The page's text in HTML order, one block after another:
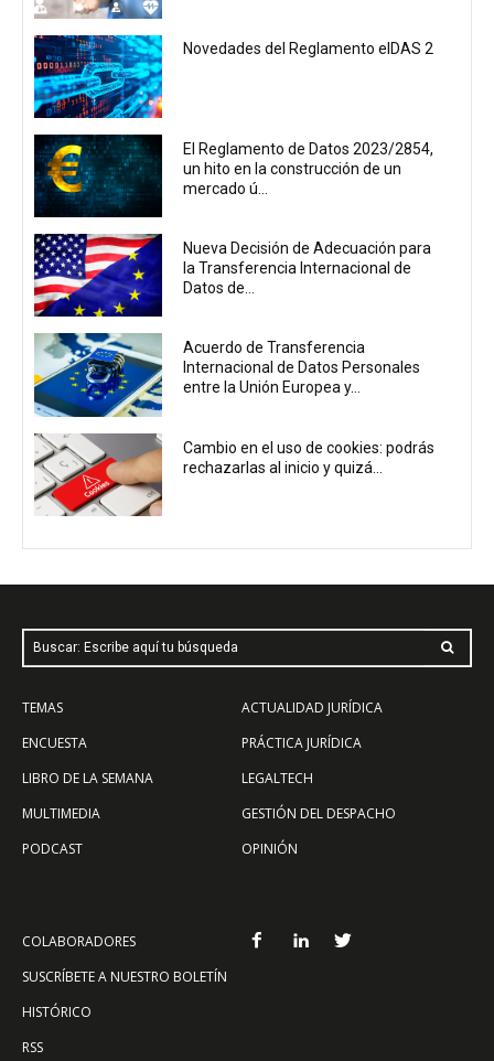
Novedades del Reglamento eIDAS 2
El Reglamento de Datos 2023/2854,
un hito en la construcción de un
mercado ú...
Nueva Decisión de Adecuación para
la Transferencia Internacional de
Datos de...
Acuerdo de Transferencia
Internacional de Datos Personales
entre la Unión Europea y...
Cambio en el uso de cookies: podrás
rechazarlas al inicio y quizá...
Buscar: Escribe aquí tu búsqueda
TEMAS
ENCUESTA
LIBRO DE LA SEMANA
MULTIMEDIA
PODCAST
ACTUALIDAD JURÍDICA
PRÁCTICA JURÍDICA
LEGALTECH
GESTIÓN DEL DESPACHO
OPINIÓN
COLABORADORES
SUSCRÍBETE A NUESTRO BOLETÍN
HISTÓRICO
RSS